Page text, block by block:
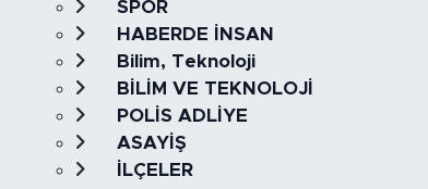
SPOR
HABERDE İNSAN
Bilim, Teknoloji
BİLİM VE TEKNOLOJİ
POLİS ADLİYE
ASAYİŞ
İLÇELER